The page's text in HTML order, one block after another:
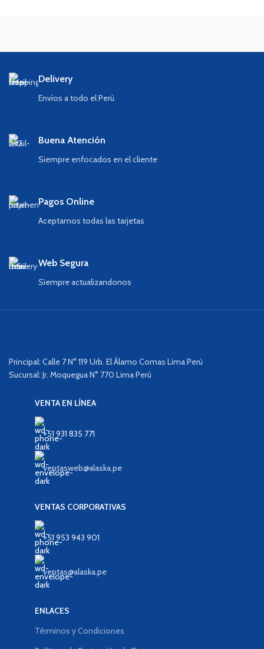
Delivery
Envíos a todo el Perú
Buena Atención
Siempre enfocados en el cliente
Pagos Online
Aceptamos todas las tarjetas
Web Segura
Siempre actualizandonos
Principal: Calle 7 N° 119 Urb. El Álamo Comas Lima Perú
Sucursal: Jr. Moquegua N° 770 Lima Perú
VENTA EN LÍNEA
+51 931 835 771
ventasweb@alaska.pe
VENTAS CORPORATIVAS
+51 953 943 901
ventas@alaska.pe
ENLACES
Términos y Condiciones